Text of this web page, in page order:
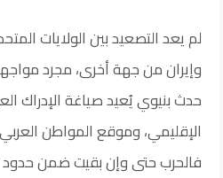
لم يعد التصعيد بين الولايات
وإيران من جهة أخرى، مجرد
حدث بنيوي يُعيد صياغة الإدراك
الإقليمي، وموقع المواطن
فالحرب حتى وإن بقيت ضمن حدود